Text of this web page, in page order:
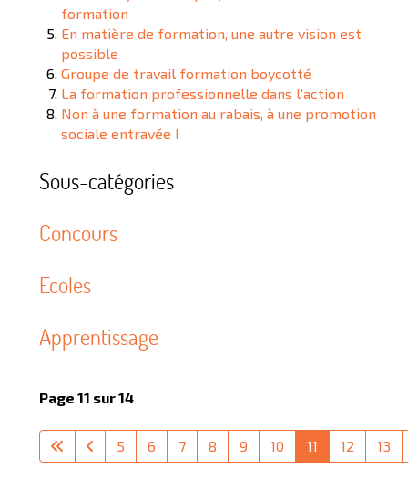
formation
En matière de formation, une autre vision est
possible
Groupe de travail formation boycotté
La formation professionnelle dans l'action
Non à une formation au rabais, à une promotion
sociale entravée !
Sous-catégories
Concours
Ecoles
Apprentissage
Page 11 sur 14
5 6 7 8 9 10 11 12 13